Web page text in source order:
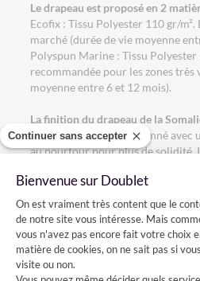
Continuer sans accepter
Bienvenue sur Doublet
Plateforme de
On est vraiment très content que le
de notre site vous intéresse. Mais
vous n'avez pas encore fait votre choix
matière de cookies, on ne sait pas si
visite ou non.
Le drapeau est proposé en 2
Ecofix : Tissu Polyester 110 gr/
marché (durée de vie moyenne
Polyspun Marine : Tissu Polyester
recommandée pour les zones très
moyenne entre 6 et 12 mois).
La finition du drapeau de la
Le drapeau est confectionné
au pourtour pour plus de solidité.
Comment installer le drapeau de
Vous voulez installer un drapeau
façade? Rien de plus simple, il
porte-drapeaux en acier dans
introduire la hampe de votre